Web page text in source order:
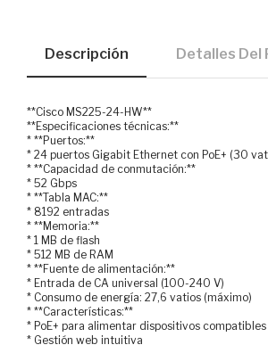
Descripción Detalles Del
**Cisco MS225-24-HW**
**Especificaciones técnicas:**
* **Puertos:**
* 24 puertos Gigabit Ethernet con PoE+ (30
* **Capacidad de conmutación:**
* 52 Gbps
* **Tabla MAC:**
* 8192 entradas
* **Memoria:**
* 1 MB de flash
* 512 MB de RAM
* **Fuente de alimentación:**
* Entrada de CA universal (100-240 V)
* Consumo de energía: 27,6 vatios (máximo)
* **Características:**
* PoE+ para alimentar dispositivos compatibles
* Gestión web intuitiva